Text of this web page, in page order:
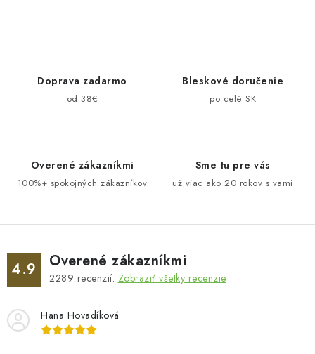
Doprava zadarmo
od 38€
Bleskové doručenie
po celé SK
Overené zákazníkmi
100%+ spokojných zákazníkov
Sme tu pre vás
už viac ako 20 rokov s vami
4.9 Overené zákazníkmi
2289 recenzií. Zobraziť všetky recenzie
Hana Hovadíková